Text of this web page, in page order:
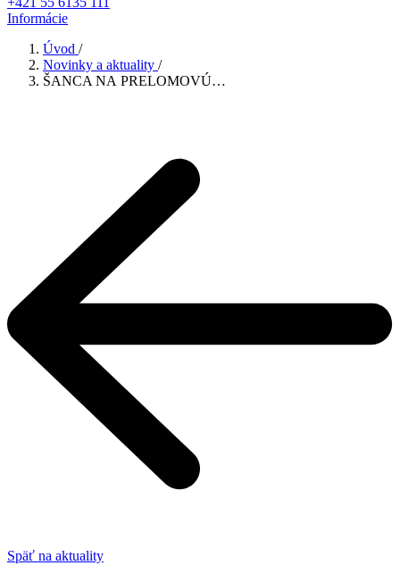
Informácie
Úvod /
Novinky a aktuality /
ŠANCA NA PRELOMOVÚ…
Späť na aktuality